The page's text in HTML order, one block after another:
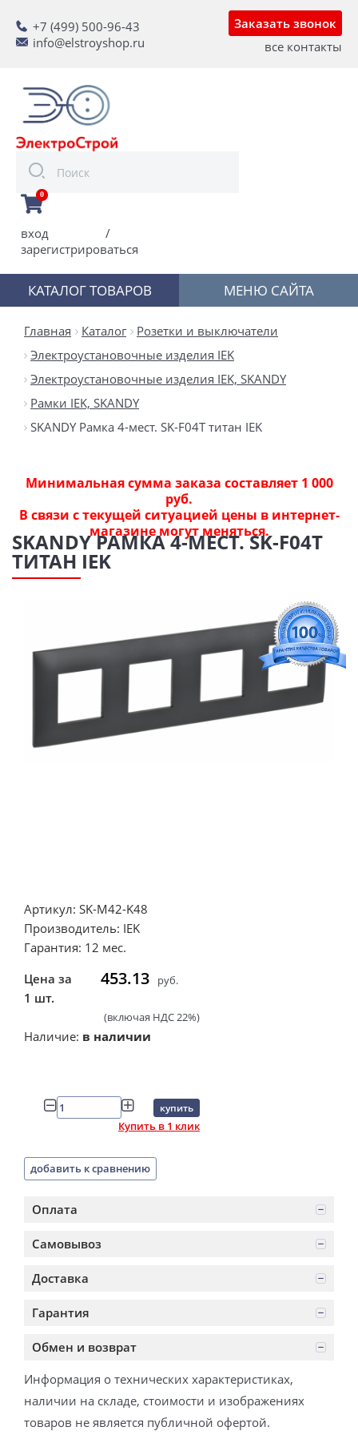
+7 (499) 500-96-43
info@elstroyshop.ru
Заказать звонок
все контакты
0
вход
/
зарегистрироваться
КАТАЛОГ ТОВАРОВ МЕНЮ САЙТА
Главная Каталог
Розетки и выключатели
Электроустановочные изделия IEK
Электроустановочные изделия IEK, SKANDY
Рамки IEK, SKANDY
SKANDY Рамка 4-мест. SK-F04T титан IEK
Минимальная сумма заказа составляет 1 000
руб.
В связи с текущей ситуацией цены в интернет-
магазине могут меняться.
SKANDY РАМКА 4-МЕСТ. SK-F04T
ТИТАН IEK
Артикул: SK-M42-K48
Производитель: IEK
Гарантия: 12 мес.
Цена за
1 шт.
453.13 руб.
(включая НДС 22%)
Наличие: в наличии
купить
Купить в 1 клик
добавить к сравнению
Оплата
Самовывоз
Доставка
Гарантия
Обмен и возврат
Информация о технических характеристиках,
наличии на складе, стоимости и изображениях
товаров не является публичной офертой.